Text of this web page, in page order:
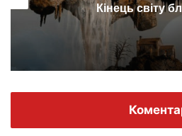
Кінець світу